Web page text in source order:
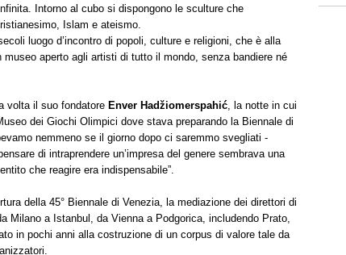
Intorno al cubo si dispongono le sculture che
Islam e ateismo.
luogo d’incontro di popoli, culture e religioni, che è alla
aperto agli artisti di tutto il mondo, senza bandiere né
volta il suo fondatore Enver Hadžiomerspahić, la notte in cui
dei Giochi Olimpici dove stava preparando la Biennale di
nemmeno se il giorno dopo ci saremmo svegliati -
di intraprendere un’impresa del genere sembrava una
che reagire era indispensabile”.
della 45° Biennale di Venezia, la mediazione dei direttori di
Milano a Istanbul, da Vienna a Podgorica, includendo Prato,
in pochi anni alla costruzione di un corpus di valore tale da